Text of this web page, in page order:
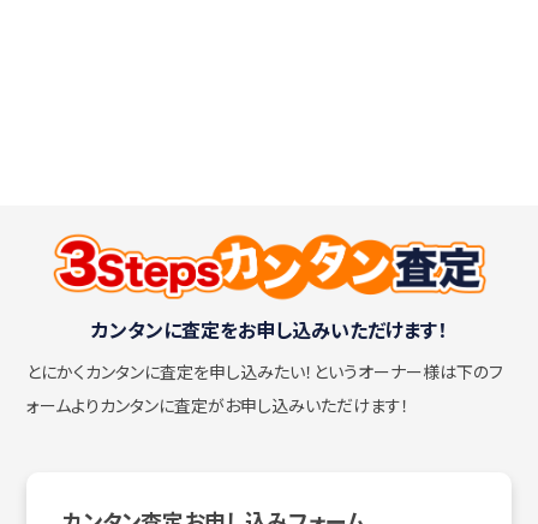
カンタンに査定をお申し込みいただけます！
とにかくカンタンに査定を申し込みたい！ というオーナー様は下のフ
ォームよりカンタンに査定がお申し込みいただけます！